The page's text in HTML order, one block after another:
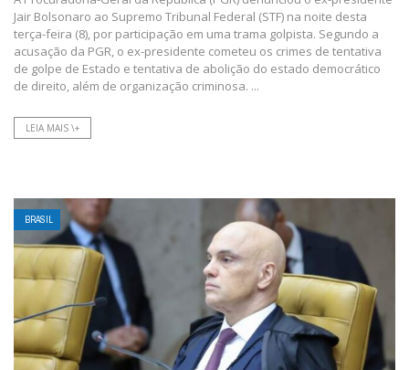
Jair Bolsonaro ao Supremo Tribunal Federal (STF) na noite desta
terça-feira (8), por participação em uma trama golpista. Segundo a
acusação da PGR, o ex-presidente cometeu os crimes de tentativa
de golpe de Estado e tentativa de abolição do estado democrático
de direito, além de organização criminosa. ...
LEIA MAIS \+
BRASIL